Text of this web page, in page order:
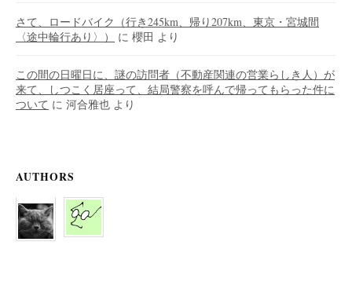
さて、ロードバイク（行き245km、帰り207km、東京・宮城間
〈途中輪行あり〉）
に 櫻田 より
この間の日曜日に、謎の訪問者（不動産関連の営業らしき人）が
来て、しつこく居座って、結局警察を呼んで帰ってもらった件に
ついて に 河合雅也 より
AUTHORS